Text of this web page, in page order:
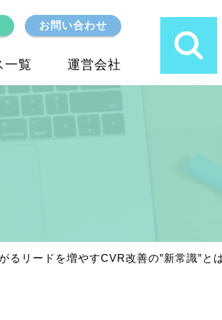
お問い合わせ
一覧 運営会社
リードを増やすCVR改善の”新常識”と